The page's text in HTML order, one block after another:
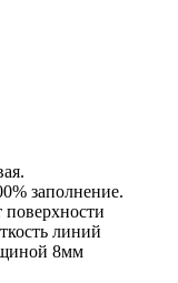
заполнение.
поверхности
линий
8мм